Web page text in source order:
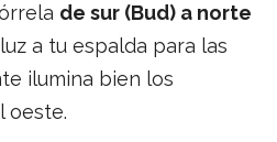
de sur (Bud) a norte
a tu espalda para las
ilumina bien los
oeste.